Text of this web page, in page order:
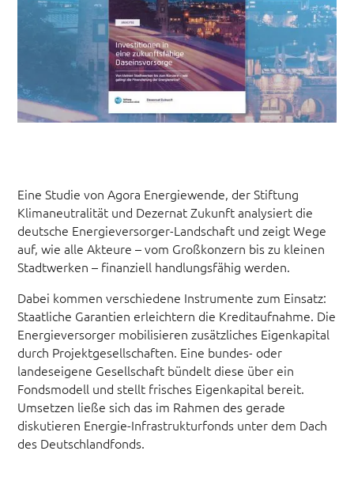
Eine Studie von Agora Energiewende, der Stiftung
Klimaneutralität und Dezernat Zukunft analysiert die
deutsche Energieversorger-Landschaft und zeigt Wege
auf, wie alle Akteure – vom Großkonzern bis zu kleinen
Stadtwerken – finanziell handlungsfähig werden.
Dabei kommen verschiedene Instrumente zum Einsatz:
Staatliche Garantien erleichtern die Kreditaufnahme. Die
Energieversorger mobilisieren zusätzliches Eigenkapital
durch Projektgesellschaften. Eine bundes- oder
landeseigene Gesellschaft bündelt diese über ein
Fondsmodell und stellt frisches Eigenkapital bereit.
Umsetzen ließe sich das im Rahmen des gerade
diskutieren Energie-Infrastrukturfonds unter dem Dach
des Deutschlandfonds.